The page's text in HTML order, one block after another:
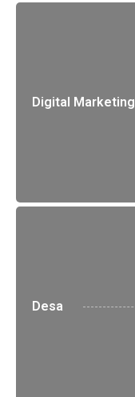
Digital Marketing
Desa